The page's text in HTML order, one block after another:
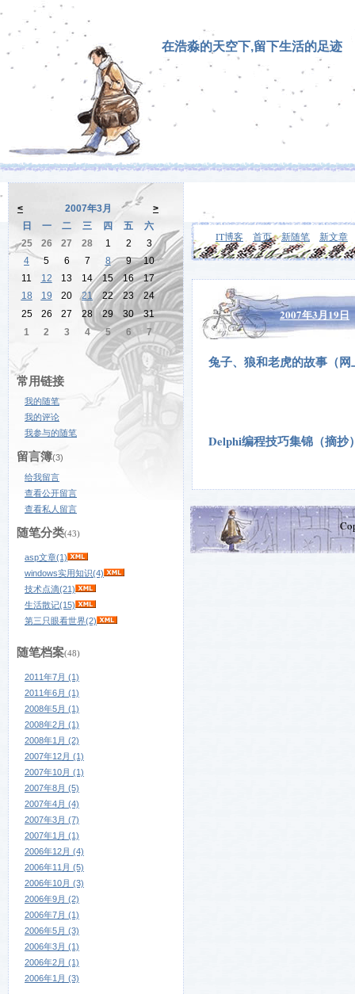
在浩淼的天空下,留下生活的足迹
IT博客 首页 新随笔 新文章
< 2007年3月
>
日
一 二 三 四 五
六
25
26 27 28 1 2
3
4
5 6 7 8 9
10
11
12 13 14 15 16
17
18
19 20 21 22 23
24
25
26 27 28 29 30
31
1
2 3 4 5 6 7
常用链接
我的随笔
我的评论
我参与的随笔
留言簿(3)
给我留言
查看公开留言
查看私人留言
随笔分类(43)
asp文章(1)
windows实用知识(4)
技术点滴(21)
生活散记(15)
第三只眼看世界(2)
随笔档案(48)
2011年7月 (1)
2011年6月 (1)
2008年5月 (1)
2008年2月 (1)
2008年1月 (2)
2007年12月 (1)
2007年10月 (1)
2007年8月 (5)
2007年4月 (4)
2007年3月 (7)
2007年1月 (1)
2006年12月 (4)
2006年11月 (5)
2006年10月 (3)
2006年9月 (2)
2006年7月 (1)
2006年5月 (3)
2006年3月 (1)
2006年2月 (1)
2006年1月 (3)
2007年3月19日
兔子、狼和老虎的故事（
Delphi编程技巧集锦（摘抄